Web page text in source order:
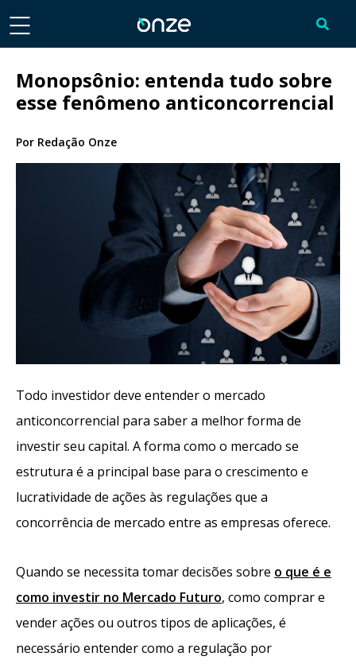
Monopsônio: entenda tudo sobre
esse fenômeno anticoncorrencial
Por Redação Onze
Todo investidor deve entender o mercado
anticoncorrencial para saber a melhor forma de
investir seu capital. A forma como o mercado se
estrutura é a principal base para o crescimento e
lucratividade de ações às regulações que a
concorrência de mercado entre as empresas oferece.
Quando se necessita tomar decisões sobre o que é e
como investir no Mercado Futuro, como comprar e
vender ações ou outros tipos de aplicações, é
necessário entender como a regulação por